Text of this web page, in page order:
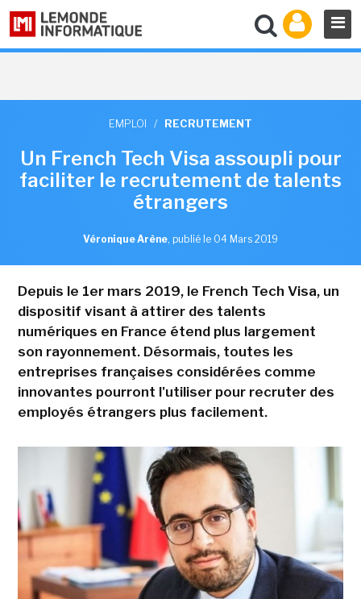
EMPLOI / RECRUTEMENT
Un French Tech Visa assoupli pour
faciliter le recrutement de talents
étrangers
Véronique Arène, publié le 04 Mars 2019
Depuis le 1er mars 2019, le French Tech Visa, un
dispositif visant à attirer des talents
numériques en France étend plus largement
son rayonnement. Désormais, toutes les
entreprises françaises considérées comme
innovantes pourront l'utiliser pour recruter des
employés étrangers plus facilement.